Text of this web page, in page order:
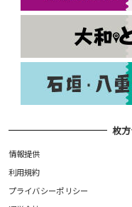
枚
情報提供
利用規約
プライバシーポリシー